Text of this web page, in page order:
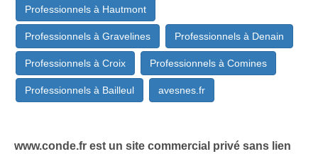
Professionnels à Hautmont
Professionnels à Gravelines Professionnels à Denain
Professionnels à Croix Professionnels à Comines
Professionnels à Bailleul avesnes.fr
www.conde.fr est un site commercial privé sans lien